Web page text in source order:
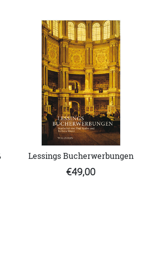
Lessings Bucherwerbungen
€49,00